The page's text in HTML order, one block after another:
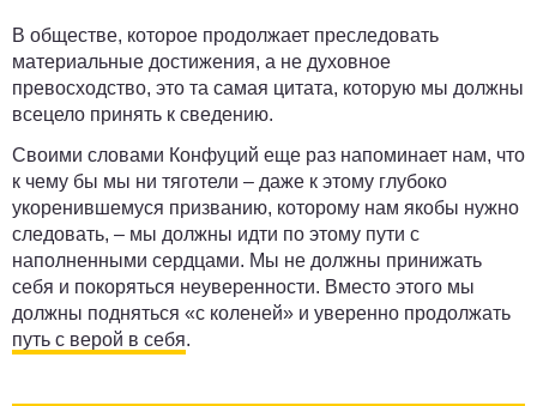
В обществе, которое продолжает преследовать
материальные достижения, а не духовное
превосходство, это та самая цитата, которую мы должны
всецело принять к сведению.
Своими словами Конфуций еще раз напоминает нам, что
к чему бы мы ни тяготели – даже к этому глубоко
укоренившемуся призванию, которому нам якобы нужно
следовать, – мы должны идти по этому пути с
наполненными сердцами. Мы не должны принижать
себя и покоряться неуверенности. Вместо этого мы
должны подняться «с коленей» и уверенно продолжать
путь с верой в себя.